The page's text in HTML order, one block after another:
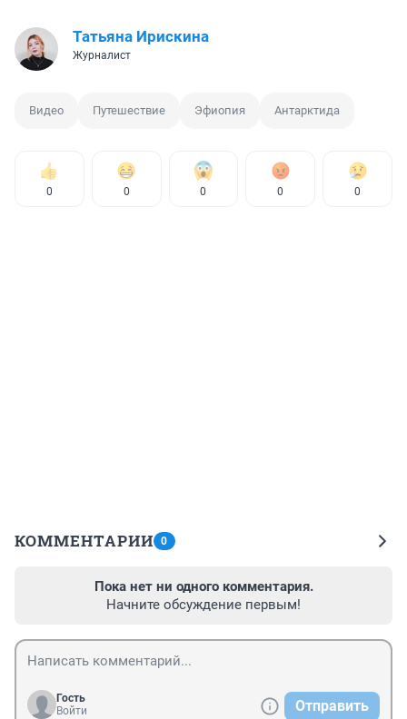
Татьяна Ирискина
Журналист
Видео Путешествие Эфиопия Антарктида
0 0 0 0 0
КОММЕНТАРИИ 0
Пока нет ни одного комментария.
Начните обсуждение первым!
Гость
Войти
Отправить